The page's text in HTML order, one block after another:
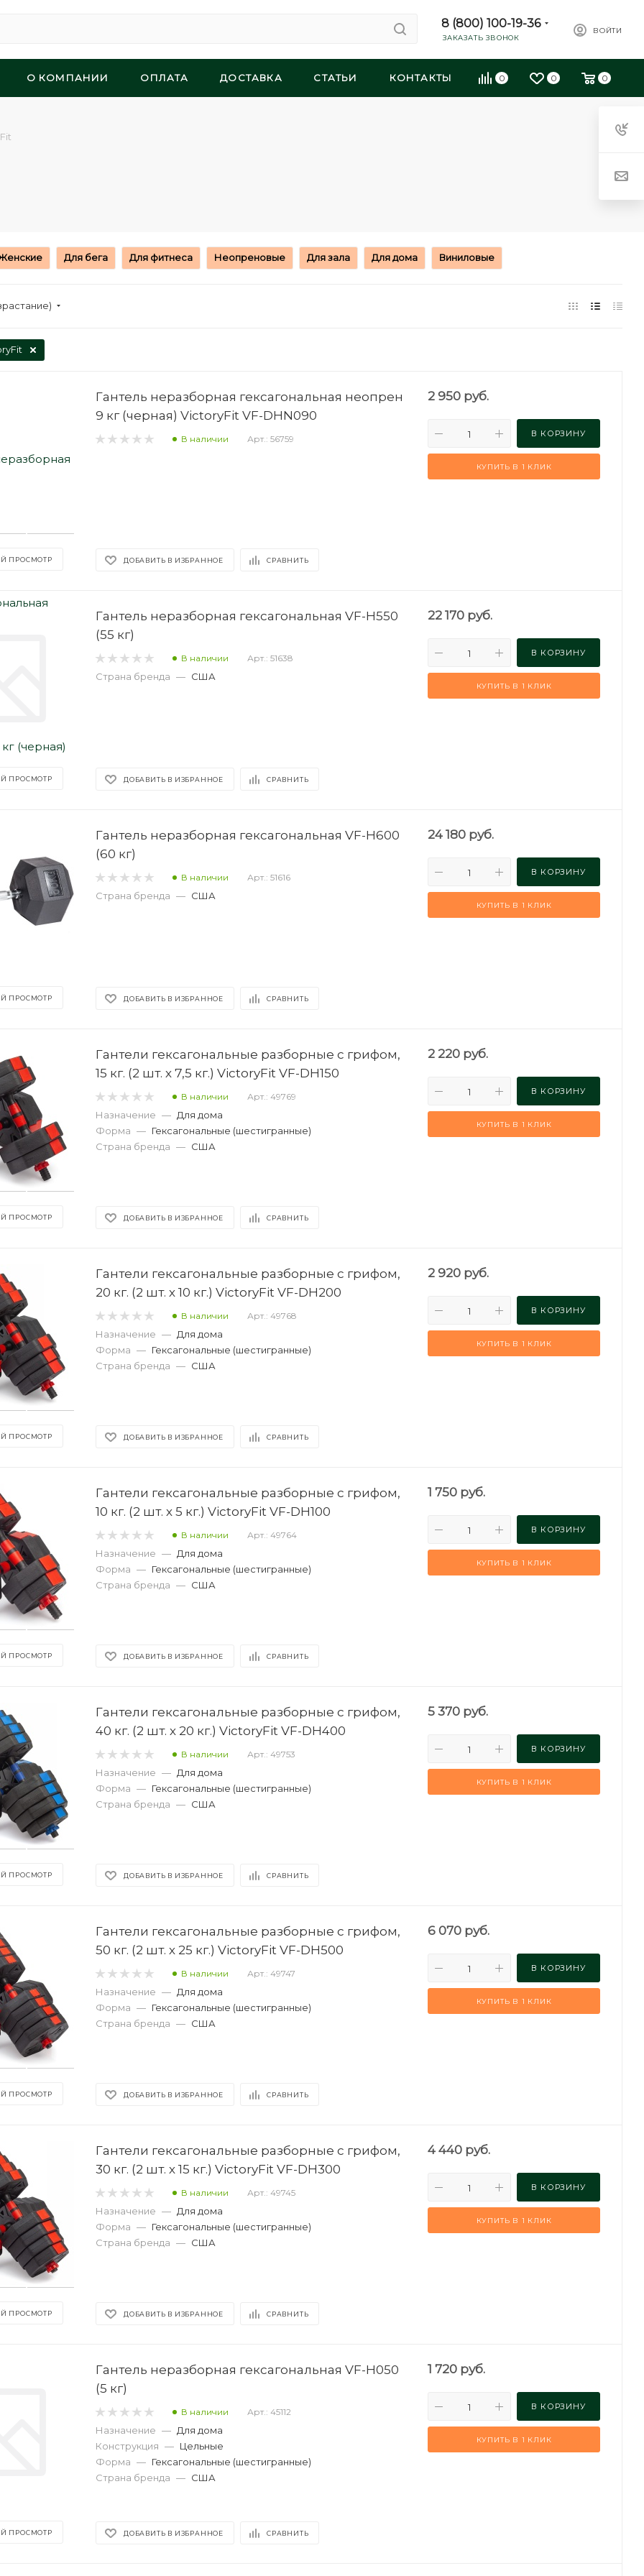
8 (800) 100-19-36
ЗАКАЗАТЬ ЗВОНОК
ВОЙТИ
0 0 0
О КОМПАНИИ ОПЛАТА ДОСТАВКА СТАТЬИ КОНТАКТЫ
Для бега Для фитнеса Неопреновые Для зала Для дома Виниловые
ПРОСМОТР
Гантель неразборная гексагональная неопрен
9 кг (черная) VictoryFit VF-DHN090
В наличии Арт.: 56759
ДОБАВИТЬ В ИЗБРАННОЕ СРАВНИТЬ
2 950 руб.
В КОРЗИНУ
КУПИТЬ В 1 КЛИК
ПРОСМОТР
Гантель неразборная гексагональная VF-H550
(55 кг)
В наличии Арт.: 51638
Страна бренда — США
ДОБАВИТЬ В ИЗБРАННОЕ СРАВНИТЬ
22 170 руб.
В КОРЗИНУ
КУПИТЬ В 1 КЛИК
ПРОСМОТР
Гантель неразборная гексагональная VF-H600
(60 кг)
В наличии Арт.: 51616
Страна бренда — США
ДОБАВИТЬ В ИЗБРАННОЕ СРАВНИТЬ
24 180 руб.
В КОРЗИНУ
КУПИТЬ В 1 КЛИК
ПРОСМОТР
Гантели гексагональные разборные с грифом,
15 кг. (2 шт. х 7,5 кг.) VictoryFit VF-DН150
В наличии Арт.: 49769
Назначение — Для дома
Форма — Гексагональные (шестигранные)
Страна бренда — США
ДОБАВИТЬ В ИЗБРАННОЕ СРАВНИТЬ
2 220 руб.
В КОРЗИНУ
КУПИТЬ В 1 КЛИК
ПРОСМОТР
Гантели гексагональные разборные с грифом,
20 кг. (2 шт. х 10 кг.) VictoryFit VF-DН200
В наличии Арт.: 49768
Назначение — Для дома
Форма — Гексагональные (шестигранные)
Страна бренда — США
ДОБАВИТЬ В ИЗБРАННОЕ СРАВНИТЬ
2 920 руб.
В КОРЗИНУ
КУПИТЬ В 1 КЛИК
ПРОСМОТР
Гантели гексагональные разборные с грифом,
10 кг. (2 шт. х 5 кг.) VictoryFit VF-DН100
В наличии Арт.: 49764
Назначение — Для дома
Форма — Гексагональные (шестигранные)
Страна бренда — США
ДОБАВИТЬ В ИЗБРАННОЕ СРАВНИТЬ
1 750 руб.
В КОРЗИНУ
КУПИТЬ В 1 КЛИК
ПРОСМОТР
Гантели гексагональные разборные с грифом,
40 кг. (2 шт. х 20 кг.) VictoryFit VF-DН400
В наличии Арт.: 49753
Назначение — Для дома
Форма — Гексагональные (шестигранные)
Страна бренда — США
ДОБАВИТЬ В ИЗБРАННОЕ СРАВНИТЬ
5 370 руб.
В КОРЗИНУ
КУПИТЬ В 1 КЛИК
ПРОСМОТР
Гантели гексагональные разборные с грифом,
50 кг. (2 шт. х 25 кг.) VictoryFit VF-DН500
В наличии Арт.: 49747
Назначение — Для дома
Форма — Гексагональные (шестигранные)
Страна бренда — США
ДОБАВИТЬ В ИЗБРАННОЕ СРАВНИТЬ
6 070 руб.
В КОРЗИНУ
КУПИТЬ В 1 КЛИК
ПРОСМОТР
Гантели гексагональные разборные с грифом,
30 кг. (2 шт. х 15 кг.) VictoryFit VF-DН300
В наличии Арт.: 49745
Назначение — Для дома
Форма — Гексагональные (шестигранные)
Страна бренда — США
ДОБАВИТЬ В ИЗБРАННОЕ СРАВНИТЬ
4 440 руб.
В КОРЗИНУ
КУПИТЬ В 1 КЛИК
ПРОСМОТР
Гантель неразборная гексагональная VF-H050
(5 кг)
В наличии Арт.: 45112
Назначение — Для дома
Конструкция — Цельные
Форма — Гексагональные (шестигранные)
Страна бренда — США
ДОБАВИТЬ В ИЗБРАННОЕ СРАВНИТЬ
1 720 руб.
В КОРЗИНУ
КУПИТЬ В 1 КЛИК